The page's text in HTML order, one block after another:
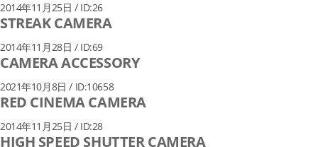
2014年11月25日 / ID:26
STREAK CAMERA
2014年11月28日 / ID:69
CAMERA ACCESSORY
2021年10月8日 / ID:10658
RED CINEMA CAMERA
2014年11月25日 / ID:28
HIGH SPEED SHUTTER CAMERA